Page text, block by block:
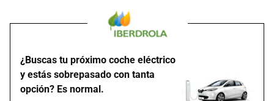
¿Buscas tu próximo coche eléctrico
y estás sobrepasado con tanta
opción? Es normal.